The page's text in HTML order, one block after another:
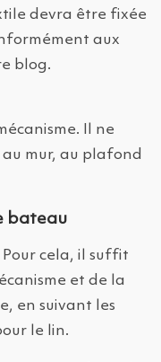
devra être fixée
aux
blog.
Il ne
au mur, au plafond
bateau
cela, il suffit
et de la
en suivant les
le lin.